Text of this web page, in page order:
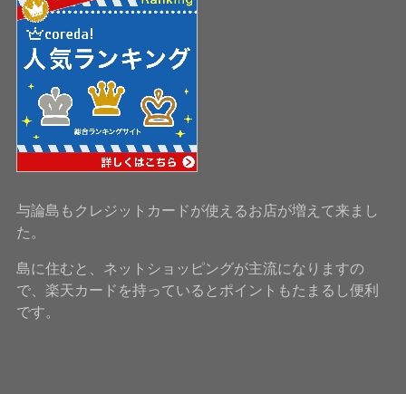
与論島もクレジットカードが使えるお店が増えて来まし
た。
島に住むと、ネットショッピングが主流になりますの
で、楽天カードを持っているとポイントもたまるし便利
です。